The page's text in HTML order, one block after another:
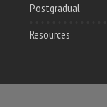
Postgradual
Resources